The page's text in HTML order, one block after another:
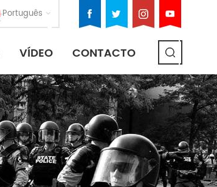
Português
VÍDEO CONTACTO